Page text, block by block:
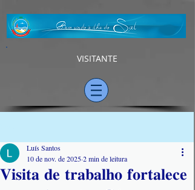
VISITANTE
𝐕𝐢𝐬𝐢𝐭𝐚 𝐝𝐞 𝐭𝐫𝐚𝐛𝐚𝐥𝐡𝐨 𝐟𝐨𝐫𝐭𝐚𝐥𝐞𝐜𝐞
Luís Santos
10 de nov. de 20252 min de leitura